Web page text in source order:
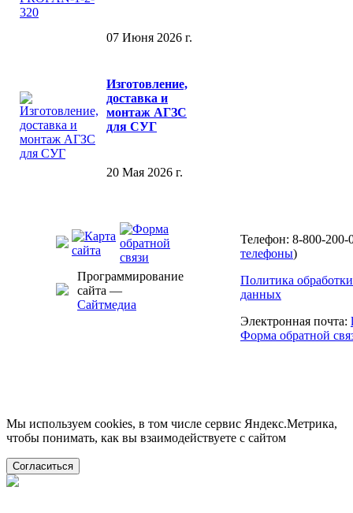
07 Июня 2026 г.
Изготовление,
доставка и
монтаж АГЗС
для СУГ
20 Мая 2026 г.
Программирование
сайта —
Сайтмедиа
Телефон: 8-800-200-
телефоны)
Политика
данных
Электронная почта:
Форма обратной
Мы используем cookies, в том числе сервис Яндекс.Метрика,
чтобы понимать, как вы взаимодействуете с сайтом
Согласиться